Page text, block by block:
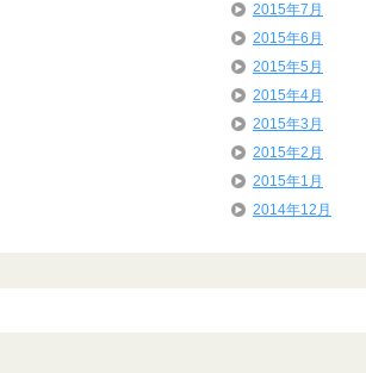
2015年7月
2015年6月
2015年5月
2015年4月
2015年3月
2015年2月
2015年1月
2014年12月